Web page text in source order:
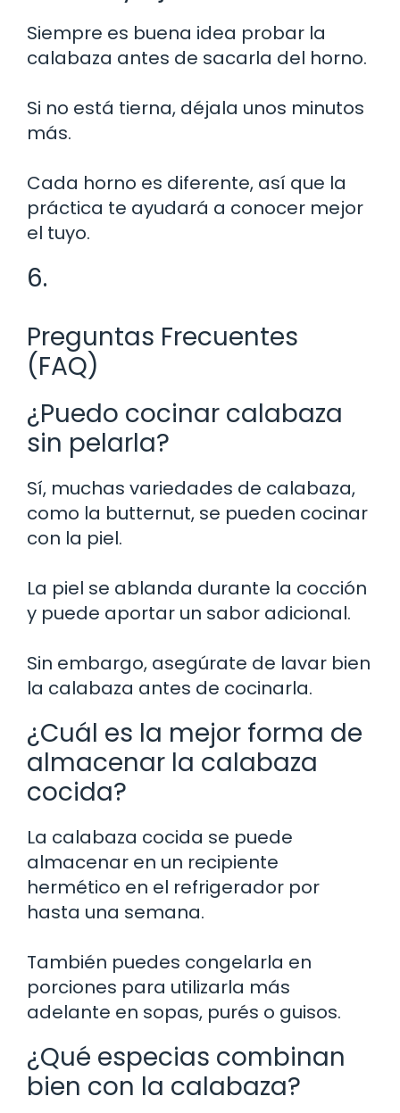
Siempre es buena idea probar la
calabaza antes de sacarla del horno.
Si no está tierna, déjala unos minutos
más.
Cada horno es diferente, así que la
práctica te ayudará a conocer mejor
el tuyo.
6.
Preguntas Frecuentes
(FAQ)
¿Puedo cocinar calabaza
sin pelarla?
Sí, muchas variedades de calabaza,
como la butternut, se pueden cocinar
con la piel.
La piel se ablanda durante la cocción
y puede aportar un sabor adicional.
Sin embargo, asegúrate de lavar bien
la calabaza antes de cocinarla.
¿Cuál es la mejor forma de
almacenar la calabaza
cocida?
La calabaza cocida se puede
almacenar en un recipiente
hermético en el refrigerador por
hasta una semana.
También puedes congelarla en
porciones para utilizarla más
adelante en sopas, purés o guisos.
¿Qué especias combinan
bien con la calabaza?